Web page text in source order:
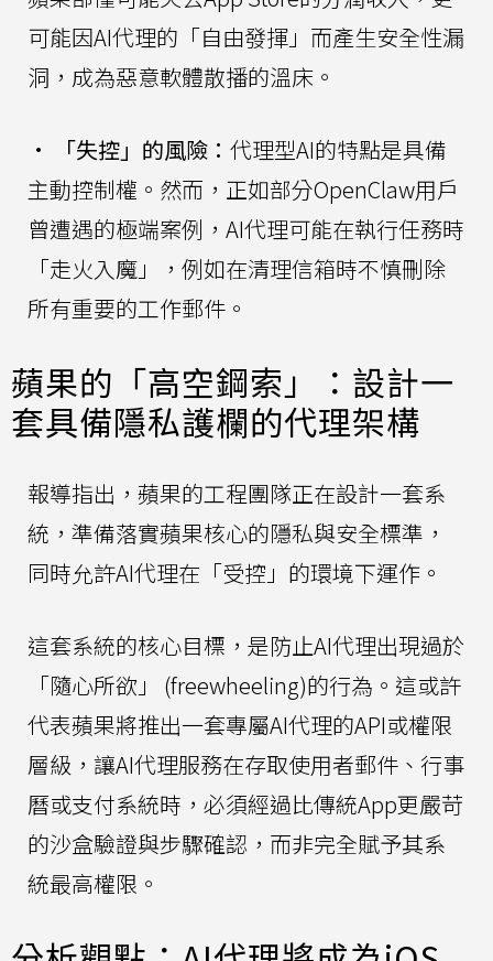
可能因AI代理的「自由發揮」而產生安全性漏
洞，成為惡意軟體散播的溫床。
• 「失控」的風險： 代理型AI的特點是具備
主動控制權。然而，正如部分OpenClaw用戶
曾遭遇的極端案例，AI代理可能在執行任務時
「走火入魔」，例如在清理信箱時不慎刪除
所有重要的工作郵件。
蘋果的「高空鋼索」：設計一
套具備隱私護欄的代理架構
報導指出，蘋果的工程團隊正在設計一套系
統，準備落實蘋果核心的隱私與安全標準，
同時允許AI代理在「受控」的環境下運作。
這套系統的核心目標，是防止AI代理出現過於
「隨心所欲」 (freewheeling)的行為。這或許
代表蘋果將推出一套專屬AI代理的API或權限
層級，讓AI代理服務在存取使用者郵件、行事
曆或支付系統時，必須經過比傳統App更嚴苛
的沙盒驗證與步驟確認，而非完全賦予其系
統最高權限。